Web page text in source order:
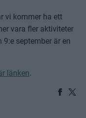
vi kommer ha ett
vara fler aktiviteter
september är en
länken.